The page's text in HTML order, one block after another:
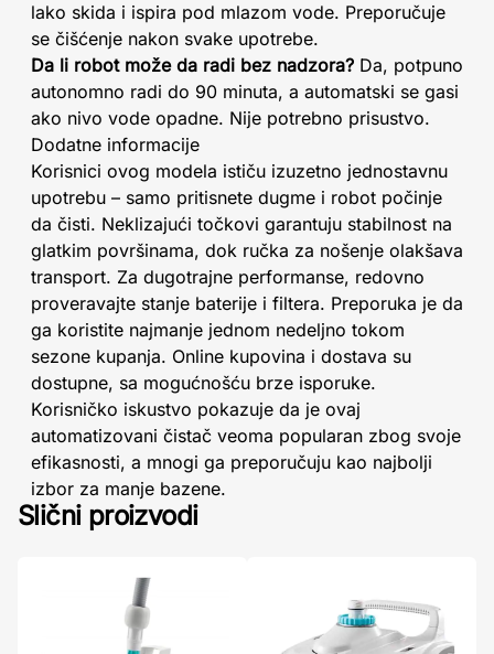
lako skida i ispira pod mlazom vode. Preporučuje
se čišćenje nakon svake upotrebe.
Da li robot može da radi bez nadzora? Da, potpuno
autonomno radi do 90 minuta, a automatski se gasi
ako nivo vode opadne. Nije potrebno prisustvo.
Dodatne informacije
Korisnici ovog modela ističu izuzetno jednostavnu
upotrebu – samo pritisnete dugme i robot počinje
da čisti. Neklizajući točkovi garantuju stabilnost na
glatkim površinama, dok ručka za nošenje olakšava
transport. Za dugotrajne performanse, redovno
proveravajte stanje baterije i filtera. Preporuka je da
ga koristite najmanje jednom nedeljno tokom
sezone kupanja. Online kupovina i dostava su
dostupne, sa mogućnošću brze isporuke.
Korisničko iskustvo pokazuje da je ovaj
automatizovani čistač veoma popularan zbog svoje
efikasnosti, a mnogi ga preporučuju kao najbolji
izbor za manje bazene.
Slični proizvodi